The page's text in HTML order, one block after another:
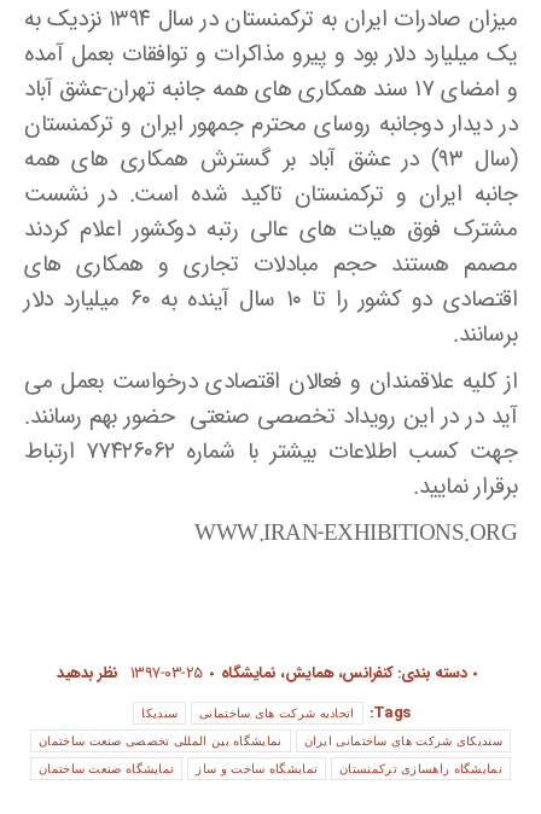
میزان صادرات ایران به ترکمنستان در سال ۱۳۹۴ نزدیک به
یک میلیارد دلار بود و پیرو مذاکرات و توافقات بعمل آمده
و امضای ۱۷ سند همکاری های همه جانبه تهران-عشق آباد
در دیدار دوجانبه روسای محترم جمهور ایران و ترکمنستان
(سال ۹۳) در عشق آباد بر گسترش همکاری های همه
جانبه ایران و ترکمنستان تاکید شده است. در نشست
مشترک فوق هیات های عالی رتبه دوکشور اعلام کردند
مصمم هستند حجم مبادلات تجاری و همکاری های
اقتصادی دو کشور را تا ۱۰ سال آینده به ۶۰ میلیارد دلار
برسانند.
از کلیه علاقمندان و فعالان اقتصادی درخواست بعمل می
آید در در این رویداد تخصصی صنعتی حضور بهم رسانند.
جهت کسب اطلاعات بیشتر با شماره ۷۷۴۲۶۰۶۲ ارتباط
برقرار نمایید.
WWW.IRAN-EXHIBITIONS.ORG
دسته بندی:کنفرانس، همایش، نمایشگاه ۱۳۹۷-۰۳-۲۵ نظر بدهید
Tags:
اتحادیه شرکت های ساختمانی سندیکا
سندیکای شرکت های ساختمانی ایران نمایشگاه بین المللی تخصصی صنعت ساختمان
نمایشگاه راهسازی ترکمنستان نمایشگاه ساخت و ساز نمایشگاه صنعت ساختمان